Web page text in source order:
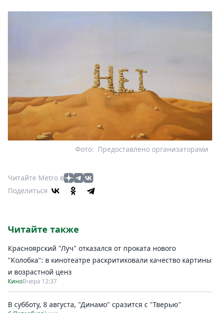
Предоставлено организаторами
Фото:
Читайте Metro в
Поделиться
Читайте также
Красноярский "Луч" отказался от проката нового
"Колобка": в кинотеатре раскритиковали качество картины
и возрастной ценз
КиноВчера 12:37
В субботу, 8 августа, "Динамо" сразится с "Тверью"